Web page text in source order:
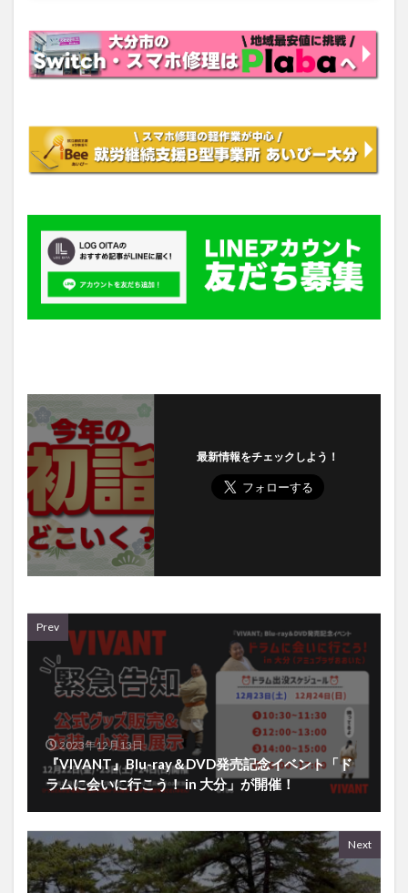
最新情報をチェックしよう！
Prev
2023年12月13日
『VIVANT』Blu-ray＆DVD発売記念イベント「ド
ラムに会いに行こう！ in 大分」が開催！
Next